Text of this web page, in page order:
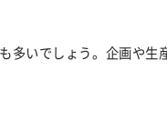
いでしょう。企画や